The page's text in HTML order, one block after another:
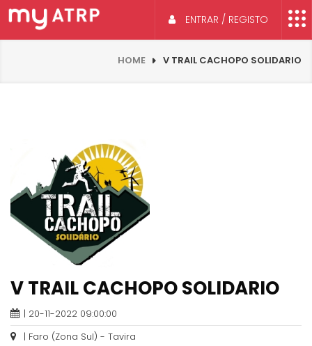
ENTRAR / REGISTO
HOME V TRAIL CACHOPO SOLIDARIO
V TRAIL CACHOPO SOLIDARIO
| 20-11-2022 09:00:00
| Faro (Zona Sul) - Tavira